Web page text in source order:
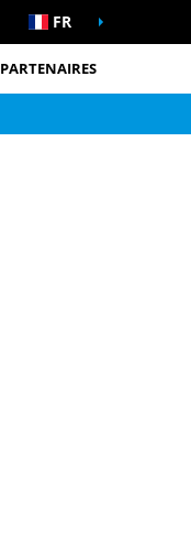
FR
PARTENAIRES